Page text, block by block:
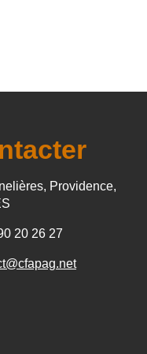
Providence,
20 26 27